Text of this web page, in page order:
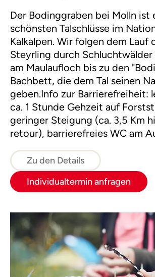
Der Bodinggraben bei Molln ist
schönsten Talschlüsse im
Kalkalpen. Wir folgen dem Lauf
Steyrling durch
am Maulaufloch bis zu den
Bachbett, die dem Tal seinen
geben.Info zur Barrierefreiheit:
ca. 1 Stunde Gehzeit auf
geringer Steigung (ca. 3,5 Km
retour), barrierefreies WC am
Jausenstation Jagahäusl im
Zu den Details
Individualtermin anfragen